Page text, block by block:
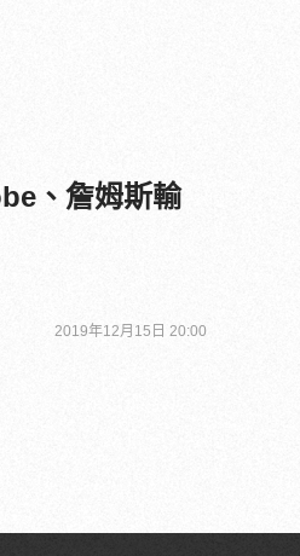
、詹姆斯輸
2019年12月15日 20:00